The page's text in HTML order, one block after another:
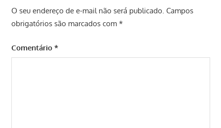
O seu endereço de e-mail não será publicado. Campos
obrigatórios são marcados com *
Comentário *